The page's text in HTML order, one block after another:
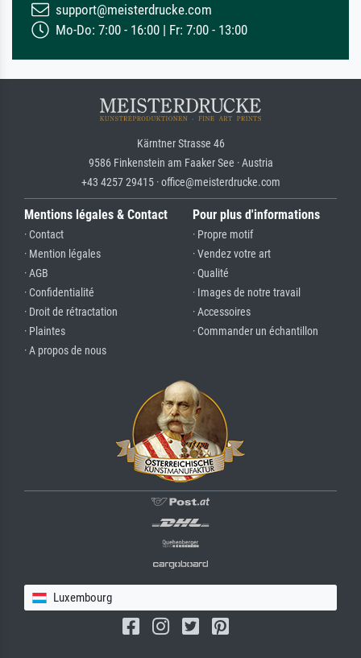
support@meisterdrucke.com
Mo-Do: 7:00 - 16:00 | Fr: 7:00 - 13:00
Kärntner Strasse 46
9586 Finkenstein am Faaker See · Austria
+43 4257 29415 · office@meisterdrucke.com
Mentions légales & Contact
· Contact
· Mention légales
· AGB
· Confidentialité
· Droit de rétractation
· Plaintes
· A propos de nous
Pour plus d'informations
· Propre motif
· Vendez votre art
· Qualité
· Images de notre travail
· Accessoires
· Commander un échantillon
Luxembourg